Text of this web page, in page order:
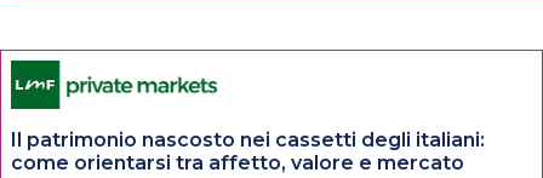
Il patrimonio nascosto nei cassetti degli italiani:
come orientarsi tra affetto, valore e mercato